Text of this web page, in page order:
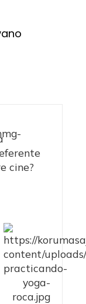
cine?